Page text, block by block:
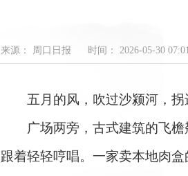
来源： 周口日报 时间： 2026-05-30
五月的风，吹过沙颍河，拐
广场两旁，古式建筑的飞檐
跟着轻轻哼唱。一家卖本地肉